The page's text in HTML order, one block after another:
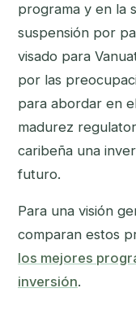
programa y en la
suspensión por
visado para
por las
para abordar en
madurez
caribeña una
futuro.
Para una visión
comparan estos
los mejores
inversión.